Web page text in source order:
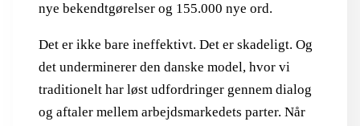
nye bekendtgørelser og 155.000 nye ord.
Det er ikke bare ineffektivt. Det er skadeligt. Og
det underminerer den danske model, hvor vi
traditionelt har løst udfordringer gennem dialog
og aftaler mellem arbejdsmarkedets parter. Når